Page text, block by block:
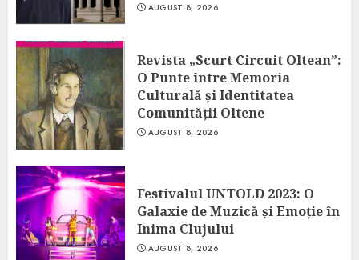
AUGUST 8, 2026
Revista „Scurt Circuit Oltean”:
O Punte între Memoria
Culturală și Identitatea
Comunității Oltene
AUGUST 8, 2026
Festivalul UNTOLD 2023: O
Galaxie de Muzică și Emoție în
Inima Clujului
AUGUST 8, 2026